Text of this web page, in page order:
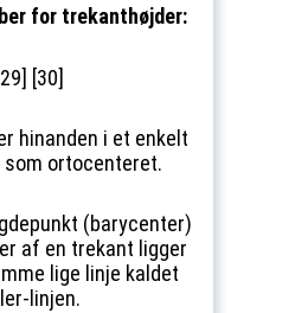
for trekanthøjder:
[30]
hinanden i et enkelt
som ortocenteret.
(barycenter)
af en trekant ligger
lige linje kaldet
linjen.